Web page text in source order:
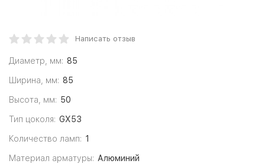
Написать отзыв
Диаметр, мм: 85
Ширина, мм: 85
Высота, мм: 50
Тип цоколя: GX53
Количество ламп: 1
Материал арматуры: Алюминий